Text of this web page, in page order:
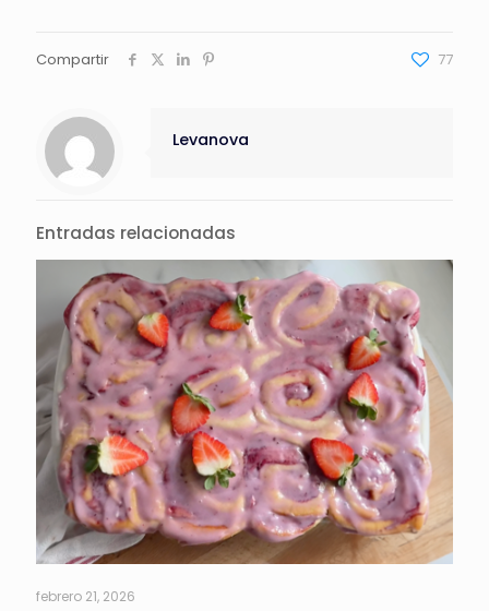
Compartir 77
Levanova
Entradas relacionadas
febrero 21, 2026